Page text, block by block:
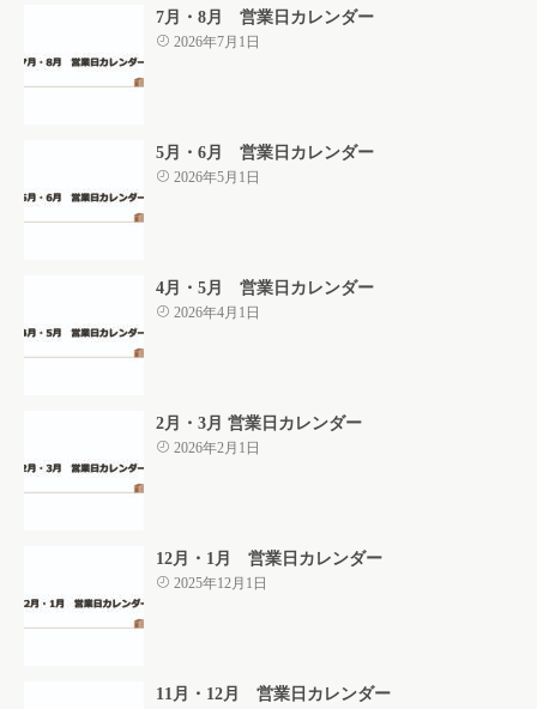
7月・8月 営業日カレンダー
2026年7月1日
5月・6月 営業日カレンダー
2026年5月1日
4月・5月 営業日カレンダー
2026年4月1日
2月・3月 営業日カレンダー
2026年2月1日
12月・1月 営業日カレンダー
2025年12月1日
11月・12月 営業日カレンダー